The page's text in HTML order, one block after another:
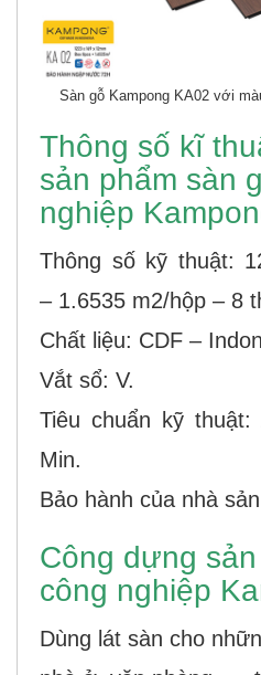
Sàn gỗ Kampong KA02 với
Thông số kĩ
sản phẩm sàn
nghiệp
Thông số kỹ thuật:
– 1.6535 m2/hộp – 8
Chất liệu: CDF –
Vắt sổ: V.
Tiêu chuẩn kỹ
Min.
Bảo hành của nhà
Công dựng
công nghiệp
Dùng lát sàn cho